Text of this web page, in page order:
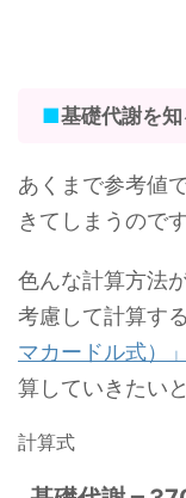
■基礎代謝を知
あくまで参考値
きてしまうのです
色んな計算方法
考慮して計算する
マカードル式）」
算していきたい
計算式